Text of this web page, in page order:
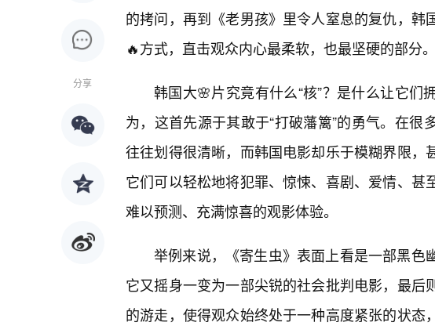
分享
的拷问，再到《老男孩》里令人窒息的复仇，韩
🔥方式，直击观众内心最柔软，也最坚硬的部分。
韩国大🌸片究竟有什么“核”？是什么让它们
为，这首先源于其敢于“打破藩篱”的勇气。在
往往划得很清晰，而韩国电影却乐于模糊界限，
它们可以轻松地将犯罪、惊悚、喜剧、爱情、甚
难以预测、充满惊喜的观影体验。
举例来说，《寄生虫》表面上看是一部黑色
它又摇身一变为一部尖锐的社会批判电影，最后
的游走，使得观众始终处于一种高度紧张的状